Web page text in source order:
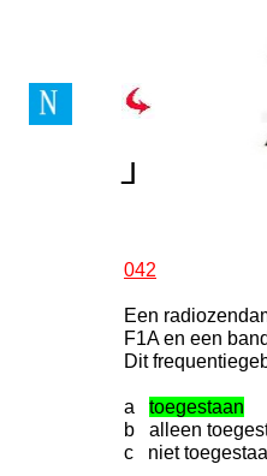
042
Een
F1A en een
Dit
a toegestaan
b alleen
c niet
┘
┘